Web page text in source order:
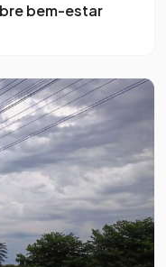
bem-estar